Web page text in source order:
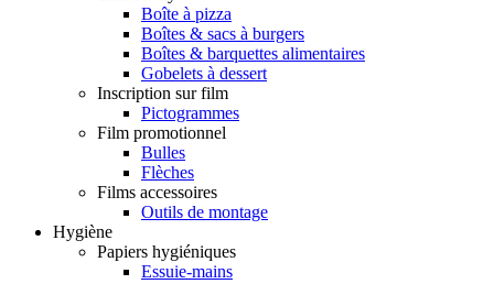
Boîte à pizza
Boîtes & sacs à burgers
Boîtes & barquettes alimentaires
Gobelets à dessert
Inscription sur film
Pictogrammes
Film promotionnel
Bulles
Flèches
Films accessoires
Outils de montage
Hygiène
Papiers hygiéniques
Essuie-mains